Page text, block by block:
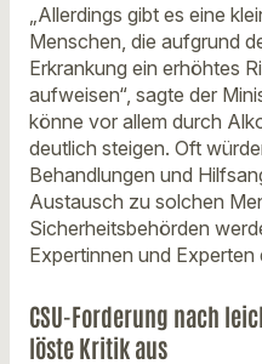
„Allerdings gibt es eine
Menschen, die aufgrund
Erkrankung ein erhöhtes
aufweisen“, sagte der
könne vor allem durch
deutlich steigen. Oft
Behandlungen und
Austausch zu solchen
Sicherheitsbehörden
Expertinnen und
CSU-Forderung nach
löste Kritik aus